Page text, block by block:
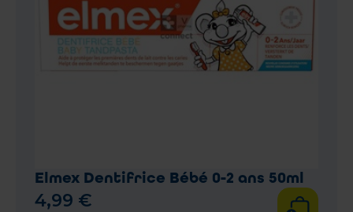
Elmex Dentifrice Bébé 0-2 ans 50ml
4,99 €